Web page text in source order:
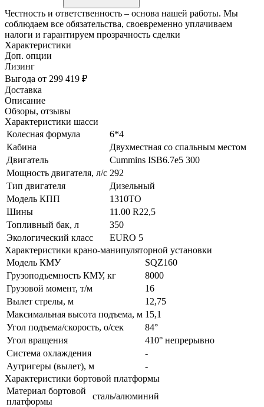
Честность и ответственность – основа нашей работы. Мы
соблюдаем все обязательства, своевременно уплачиваем
налоги и гарантируем прозрачность сделки
Характеристики
Доп. опции
Лизинг
Выгода от 299 419 ₽
Доставка
Описание
Обзоры, отзывы
Характеристики шасси
Колесная формула
6*4
Кабина
Двухместная со спальным местом
Двигатель
Cummins ISB6.7e5 300
Мощность двигателя, л/с 292
Тип двигателя
Дизельный
Модель КПП
1310TO
Шины
11.00 R22,5
Топливный бак, л
350
Экологический класс
EURO 5
Характеристики крано-манипуляторной установки
Модель КМУ
SQZ160
Грузоподъемность КМУ, кг
8000
Грузовой момент, т/м
16
Вылет стрелы, м
12,75
Максимальная высота подъема, м 15,1
Угол подъема/скорость, о/сек
84°
Угол вращения
410° непрерывно
Система охлаждения
-
Аутригеры (вылет), м
-
Характеристики бортовой платформы
Материал бортовой
платформы
сталь/алюминий